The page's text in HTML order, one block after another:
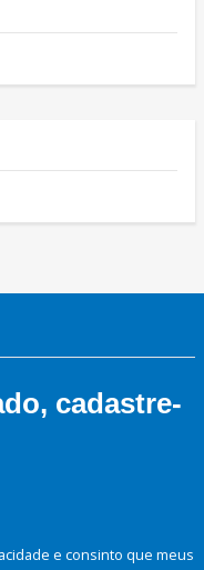
cadastre-
e consinto que meus